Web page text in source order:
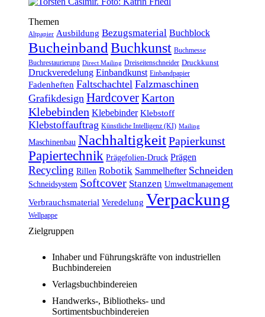
Themen
Altpapier Ausbildung Bezugsmaterial Buchblock
BucheinbandBuchkunst Buchmesse
Buchrestaurierung Direct Mailing Dreiseitenschneider Druckkunst
Druckveredelung Einbandkunst Einbandpapier
Fadenheften Faltschachtel Falzmaschinen
Grafikdesign HardcoverKarton
Klebebinden Klebebinder Klebstoff
Klebstoffauftrag Künstliche Intelligenz (KI) Mailing
Maschinenbau NachhaltigkeitPapierkunst
Papiertechnik Prägefolien-Druck Prägen
Recycling Rillen Robotik Sammelhefter Schneiden
Schneidsystem Softcover Stanzen Umweltmanagement
Verbrauchsmaterial Veredelung Verpackung
Wellpappe
Zielgruppen
Inhaber und Führungskräfte von industriellen
Buchbindereien
Verlagsbuchbindereien
Handwerks-, Bibliotheks- und
Sortimentsbuchbindereien